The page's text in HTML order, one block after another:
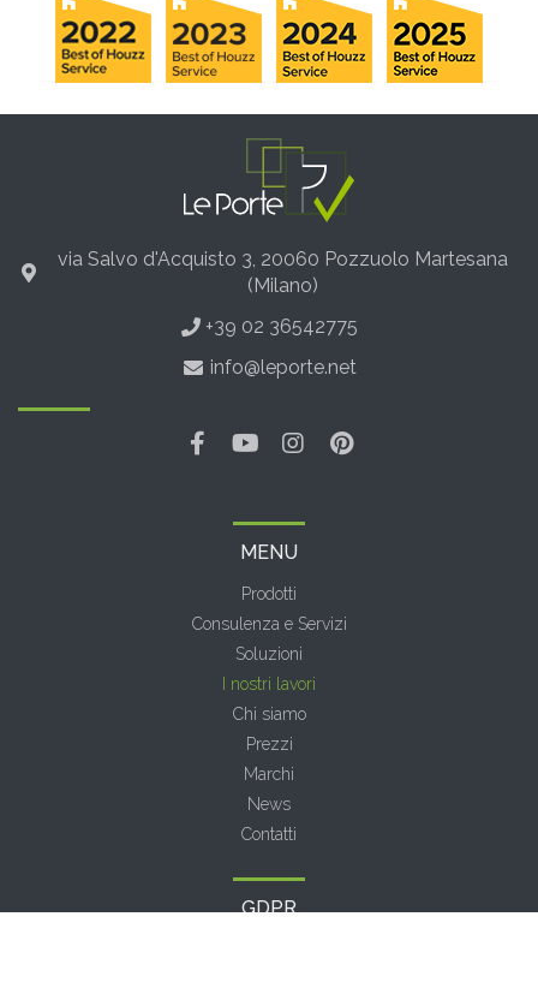
via Salvo d'Acquisto 3, 20060 Pozzuolo Martesana
(Milano)
+39 02 36542775
info@leporte.net
MENU
Prodotti
Consulenza e Servizi
Soluzioni
I nostri lavori
Chi siamo
Prezzi
Marchi
News
Contatti
GDPR